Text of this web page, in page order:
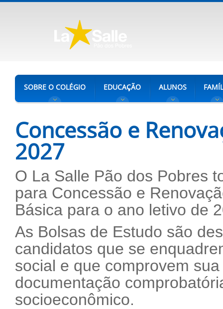
SOBRE O COLÉGIO EDUCAÇÃO ALUNOS
Concessão e
2027
O La Salle Pão dos Pobres
para Concessão e
Básica para o ano letivo de
As Bolsas de Estudo são
candidatos que se
social e que comprovem
documentação
socioeconômico.